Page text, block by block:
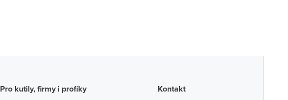
Pro kutily, firmy i profíky Kontakt